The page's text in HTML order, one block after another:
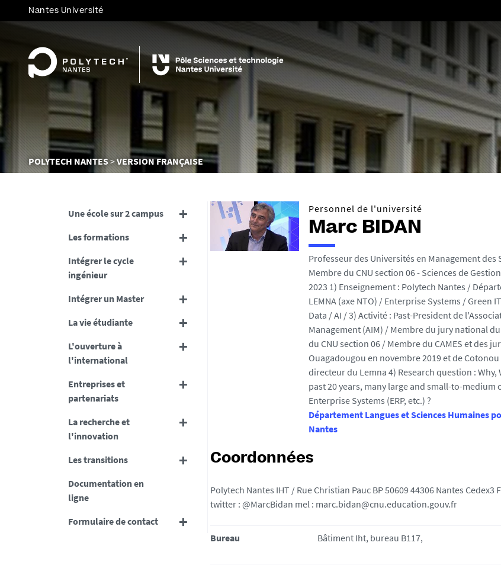
au
contenu
Nantes Université
Vous
êtes
POLYTECH NANTES VERSION FRANÇAISE
Une école sur 2 campus
Les formations
Intégrer le cycle
ingénieur
Intégrer un Master
La vie étudiante
L'ouverture à
l'international
Entreprises et
partenariats
La recherche et
l'innovation
Les transitions
Documentation en
ligne
Formulaire de contact
Personnel de l'université
Marc BIDAN
Professeur des Universités en Management
Membre du CNU section 06 - Sciences de
2023 1) Enseignement : Polytech Nantes /
LEMNA (axe NTO) / Enterprise Systems / Green
Data / AI / 3) Activité : Past-President de
Management (AIM) / Membre du jury national
du CNU section 06 / Membre du CAMES et des
Ouagadougou en novembre 2019 et de
directeur du Lemna 4) Research question : Why,
past 20 years, many large and small-to-
Enterprise Systems (ERP, etc.) ?
Département Langues et Sciences Humaines
Nantes
Coordonnées
Polytech Nantes IHT / Rue Christian Pauc BP 50609 44306 Nantes Cedex3
twitter : @MarcBidan mel : marc.bidan@cnu.education.gouv.fr
Bureau Bâtiment Iht, bureau B117,